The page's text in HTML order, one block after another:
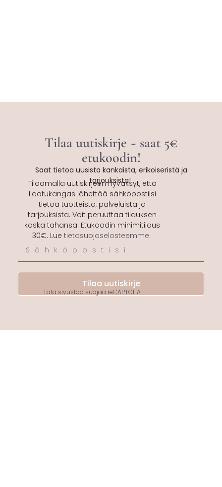
Tilaa uutiskirje ~ saat 5€
etukoodin!
Saat tietoa uusista kankaista, erikoiseristä ja
tarjouksista!
Tilaamalla uutiskirjeen hyväksyt, että
Laatukangas lähettää sähköpostiisi
tietoa tuotteista, palveluista ja
tarjouksista. Voit peruuttaa tilauksen
koska tahansa. Etukoodin minimitilaus
30€. Lue tietosuojaselosteemme.
Tilaa uutiskirje
Tätä sivustoa suojaa reCAPTCHA.